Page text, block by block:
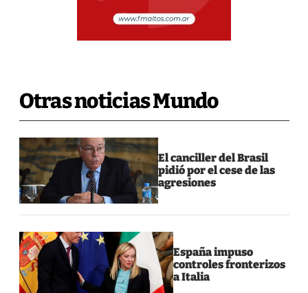
Otras noticias Mundo
El canciller del Brasil
pidió por el cese de las
agresiones
España impuso
controles fronterizos
a Italia